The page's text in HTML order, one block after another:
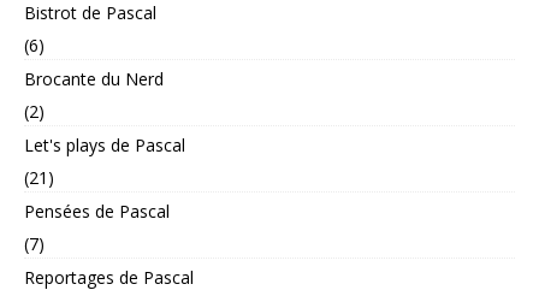
Bistrot de Pascal
(6)
Brocante du Nerd
(2)
Let's plays de Pascal
(21)
Pensées de Pascal
(7)
Reportages de Pascal